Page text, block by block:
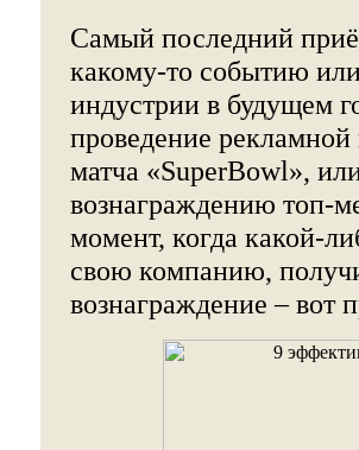
Самый последний
какому-то событию
индустрии в будущем
проведение
матча «SuperBowl»,
вознаграждению топ-
момент, когда какой-
свою компанию,
вознаграждение – вот